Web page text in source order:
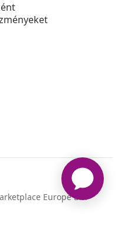
Europe B.V.